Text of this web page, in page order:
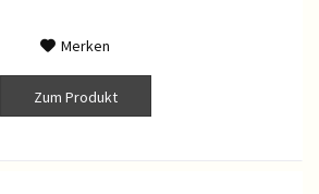
Merken
Zum Produkt